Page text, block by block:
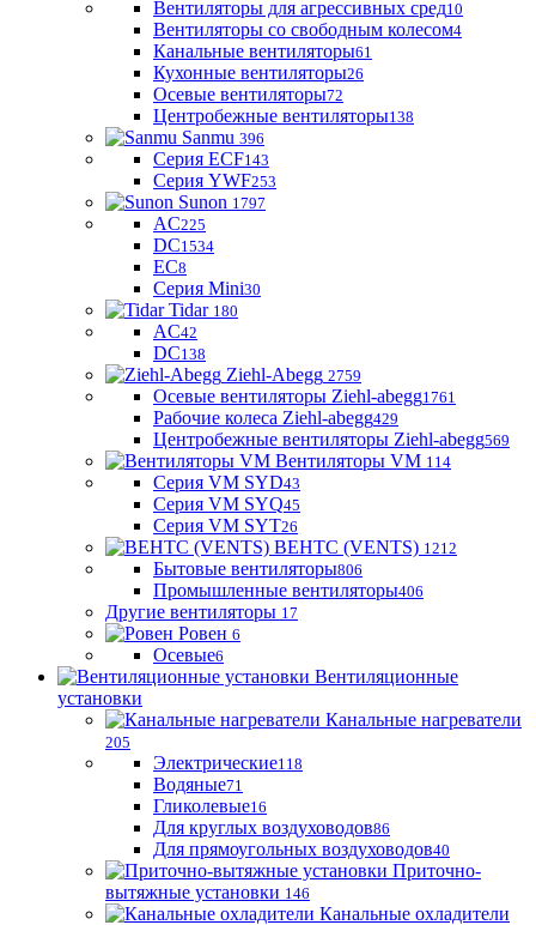
Вентиляторы для агрессивных сред10
Вентиляторы со свободным колесом4
Канальные вентиляторы61
Кухонные вентиляторы26
Осевые вентиляторы72
Центробежные вентиляторы138
Sanmu 396
Серия ECF143
Серия YWF253
Sunon 1797
AC225
DC1534
EC8
Серия Mini30
Tidar 180
AC42
DC138
Ziehl-Abegg 2759
Осевые вентиляторы Ziehl-abegg1761
Рабочие колеса Ziehl-abegg429
Центробежные вентиляторы Ziehl-abegg569
Вентиляторы VM 114
Серия VM SYD43
Серия VM SYQ45
Серия VM SYT26
ВЕНТС (VENTS) 1212
Бытовые вентиляторы806
Промышленные вентиляторы406
Другие вентиляторы 17
Ровен 6
Осевые6
Вентиляционные
установки
Канальные нагреватели
205
Электрические118
Водяные71
Гликолевые16
Для круглых воздуховодов86
Для прямоугольных воздуховодов40
Приточно-
вытяжные установки 146
Канальные охладители